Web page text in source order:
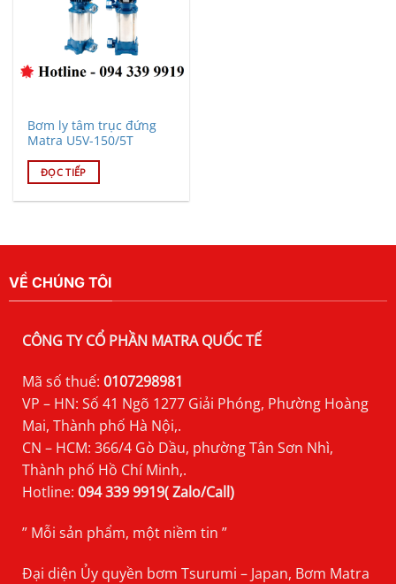
Bơm ly tâm trục đứng
Matra U5V-150/5T
ĐỌC TIẾP
VỀ CHÚNG TÔI
CÔNG TY CỔ PHẦN MATRA QUỐC TẾ
Mã số thuế: 0107298981
VP – HN: Số 41 Ngõ 1277 Giải Phóng, Phường Hoàng
Mai, Thành phố Hà Nội,.
CN – HCM: 366/4 Gò Dầu, phường Tân Sơn Nhì,
Thành phố Hồ Chí Minh,.
Hotline: 094 339 9919( Zalo/Call)
” Mỗi sản phẩm, một niềm tin ”
Đại diện Ủy quyền bơm Tsurumi – Japan, Bơm Matra